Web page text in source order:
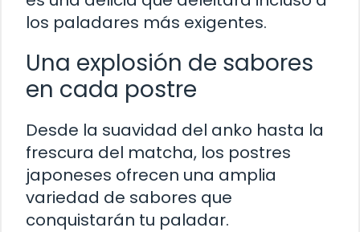
los paladares más exigentes.
Una explosión de sabores
en cada postre
Desde la suavidad del anko hasta la
frescura del matcha, los postres
japoneses ofrecen una amplia
variedad de sabores que
conquistarán tu paladar.